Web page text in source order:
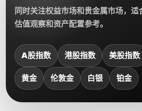
同时关注权益市场和贵金属市场，适
估值观察和资产配置参考。
A股指数 港股指数 美股指数
黄金 伦敦金 白银 铂金